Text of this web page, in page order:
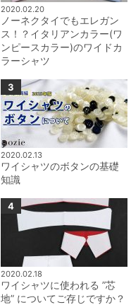
2020.02.20
ノーネクタイでもエレガン
ス！？イタリアンカラー(ワ
ンピースカラー)のワイドカ
ラーシャツ
2020.02.13
ワイシャツのボタンの基礎
知識
2020.02.18
ワイシャツに使われる ”芯
地” についてご存じですか？